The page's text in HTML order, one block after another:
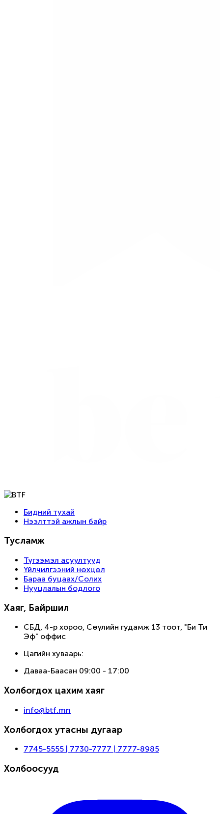
Бидний тухай
Нээлттэй ажлын байр
Тусламж
Түгээмэл асуултууд
Үйлчилгээний нөхцөл
Бараа буцаах/Солих
Нууцлалын бодлого
Хаяг, Байршил
СБД, 4-р хороо, Сөүлийн гудамж 13 тоот, "Би Ти
Эф" оффис
Цагийн хуваарь:
Даваа-Баасан 09:00 - 17:00
Холбогдох цахим хаяг
info@btf.mn
Холбогдох утасны дугаар
7745-5555 | 7730-7777 | 7777-8985
Холбоосууд